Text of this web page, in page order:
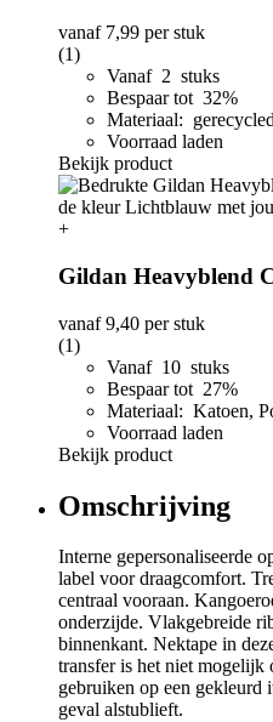
vanaf 7,99 per stuk
(1)
Vanaf 2 stuks
Bespaar tot 32%
Materiaal:
Voorraad laden
Bekijk product
+
Gildan Heavyblend
vanaf9,40 per stuk
(1)
Vanaf 10 stuks
Bespaar tot 27%
Materiaal: Katoen,
Voorraad laden
Bekijk product
Omschrijving
Interne gepersonaliseerde
label voor draagcomfort.
centraal vooraan.
onderzijde. Vlakgebreide
binnenkant. Nektape in
transfer is het niet
gebruiken op een gekleurd
geval alstublieft.